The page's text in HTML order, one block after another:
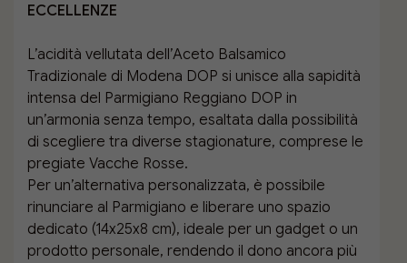
ECCELLENZE
L’acidità vellutata dell’Aceto Balsamico
Tradizionale di Modena DOP si unisce alla sapidità
intensa del Parmigiano Reggiano DOP in
un’armonia senza tempo, esaltata dalla possibilità
di scegliere tra diverse stagionature, comprese le
pregiate Vacche Rosse.
Per un’alternativa personalizzata, è possibile
rinunciare al Parmigiano e liberare uno spazio
dedicato (14x25x8 cm), ideale per un gadget o un
prodotto personale, rendendo il dono ancora più